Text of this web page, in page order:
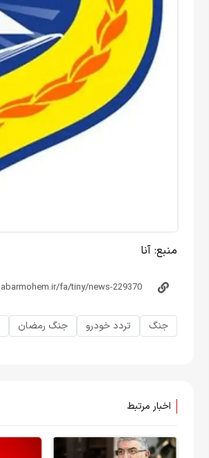
منبع: آنا
جنگ تردد خودرو جنگ رمضان
اخبار مرتبط